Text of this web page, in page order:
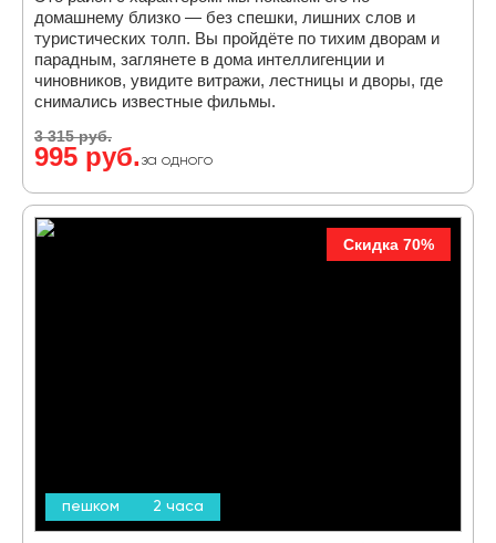
домашнему близко — без спешки, лишних слов и
туристических толп. Вы пройдёте по тихим дворам и
парадным, заглянете в дома интеллигенции и
чиновников, увидите витражи, лестницы и дворы, где
снимались известные фильмы.
3 315 руб.
995 руб. за одного
пешком 2 часа
Скидка 70%